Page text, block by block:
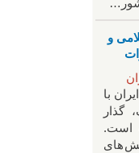
و
با
گذار
است.
های